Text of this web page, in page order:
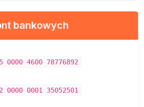
bankowych
0000 4600 78776892
0000 0001 35052501